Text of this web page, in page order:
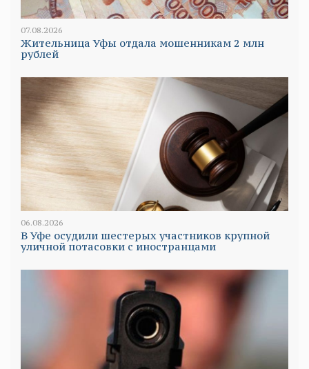
07.08.2026
Жительница Уфы отдала мошенникам 2 млн
рублей
06.08.2026
В Уфе осудили шестерых участников крупной
уличной потасовки с иностранцами